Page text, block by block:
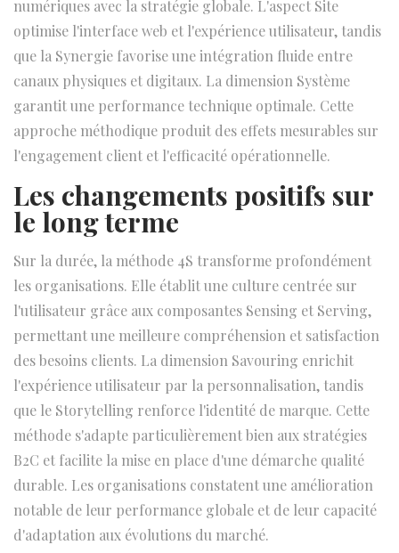
numériques avec la stratégie globale. L'aspect Site
optimise l'interface web et l'expérience utilisateur, tandis
que la Synergie favorise une intégration fluide entre
canaux physiques et digitaux. La dimension Système
garantit une performance technique optimale. Cette
approche méthodique produit des effets mesurables sur
l'engagement client et l'efficacité opérationnelle.
Les changements positifs sur
le long terme
Sur la durée, la méthode 4S transforme profondément
les organisations. Elle établit une culture centrée sur
l'utilisateur grâce aux composantes Sensing et Serving,
permettant une meilleure compréhension et satisfaction
des besoins clients. La dimension Savouring enrichit
l'expérience utilisateur par la personnalisation, tandis
que le Storytelling renforce l'identité de marque. Cette
méthode s'adapte particulièrement bien aux stratégies
B2C et facilite la mise en place d'une démarche qualité
durable. Les organisations constatent une amélioration
notable de leur performance globale et de leur capacité
d'adaptation aux évolutions du marché.